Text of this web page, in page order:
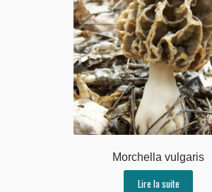
Morchella vulgaris
Lire la suite